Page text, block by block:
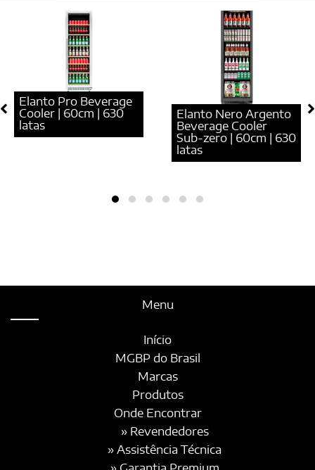
Elanto Pro Beverage
Cooler | 60cm | 630
latas
Elanto Nero Argento
Beverage Cooler
Sub-zero | 60cm | 630
latas
Menu
Início
MGBP do Brasil
Marcas
Produtos
Onde Encontrar
» Revendedores
» Assistência Técnica